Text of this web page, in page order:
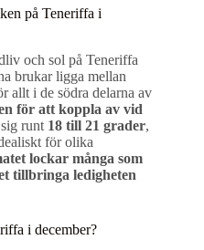
på Teneriffa i
och sol på Teneriffa
brukar ligga mellan
allt i de södra delarna av
för att koppla av vid
runt 18 till 21 grader,
för olika
lockar många som
tillbringa ledigheten
i december?